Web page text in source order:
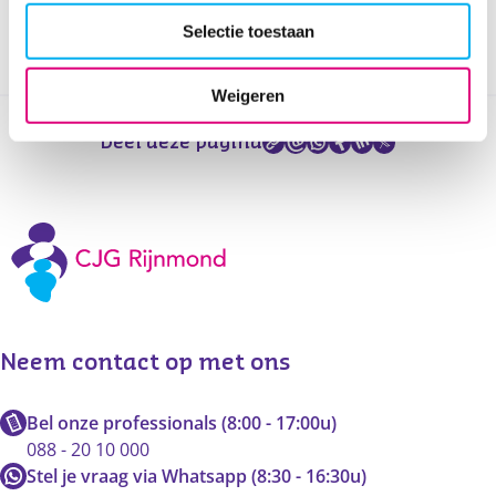
Selectie toestaan
Weigeren
praktische informatie.
Deel deze pagina
Neem contact op met ons
Bel onze professionals (8:00 - 17:00u)
088 - 20 10 000
Stel je vraag via Whatsapp (8:30 - 16:30u)